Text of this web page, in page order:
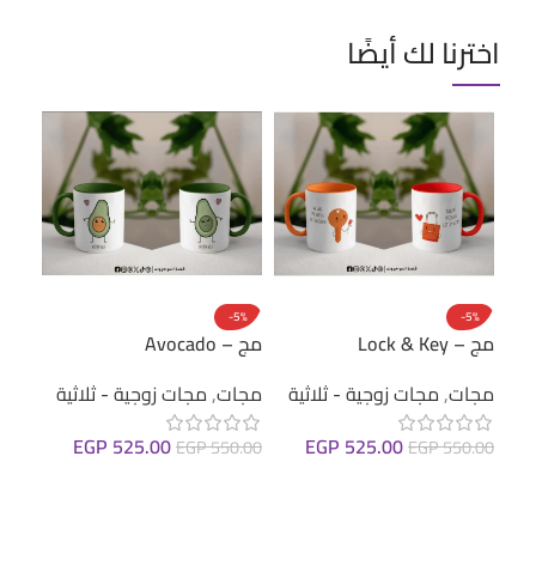
اخترنا لك أيضًا
-5%
مج – Lock & Key
مجات,مجات زوجية - ثلاثية
EGP550.00
EGP 525.00
-5%
مج – Avocado
مجات,مجات زوجية - ثلاثية
EGP550.00
EGP 525.00